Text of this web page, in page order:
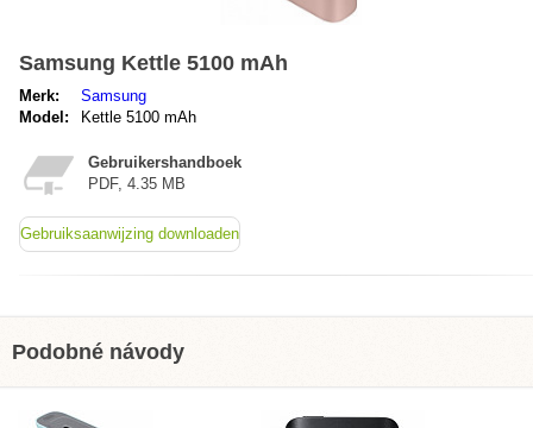
Samsung Kettle 5100 mAh
Merk:
Samsung
Model:
Kettle 5100 mAh
Gebruikershandboek
PDF, 4.35 MB
Gebruiksaanwijzing downloaden
Podobné návody